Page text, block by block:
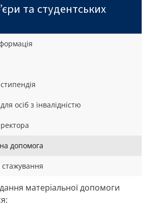
та студентських
осіб з інвалідністю
допомога
матеріальної допомоги